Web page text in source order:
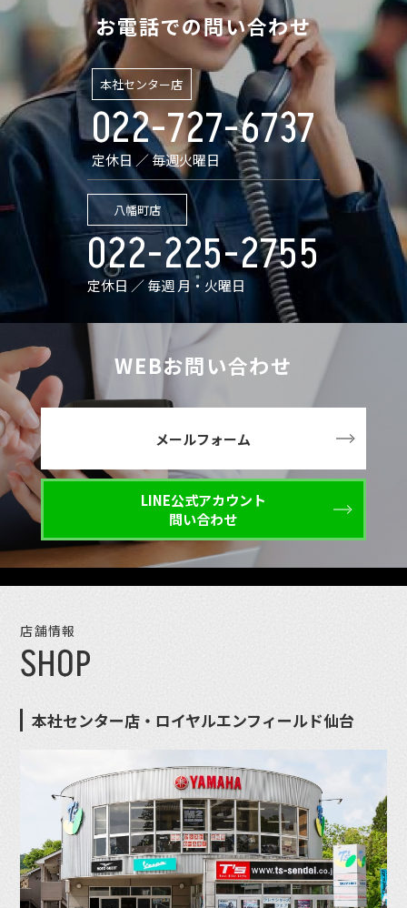
お電話での問い合わせ
本社センター店
022-727-6737
定休日 ／ 毎週火曜日
八幡町店
022-225-2755
定休日 ／ 毎週 月・火曜日
WEBお問い合わせ
メールフォーム
LINE公式アカウント
問い合わせ
店舗情報
SHOP
本社センター店・ロイヤルエンフィールド仙台